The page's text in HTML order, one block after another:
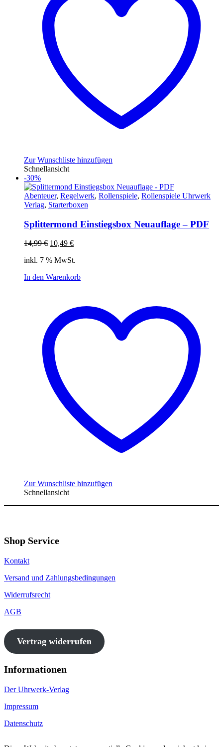
Zur Wunschliste hinzufügen
Schnellansicht
-30%
Abenteuer, Regelwerk, Rollenspiele, Rollenspiele Uhrwerk
Verlag, Starterboxen
Splittermond Einstiegsbox Neuauflage – PDF
14,99€ Ursprünglicher
war:
10,49 €Aktueller
ist:
inkl. 7 % MwSt.
In den Warenkorb
Zur Wunschliste hinzufügen
Schnellansicht
Shop Service
Kontakt
Versand und Zahlungsbedingungen
Widerrufsrecht
AGB
Vertrag widerrufen
Informationen
Der Uhrwerk-Verlag
Impressum
Datenschutz